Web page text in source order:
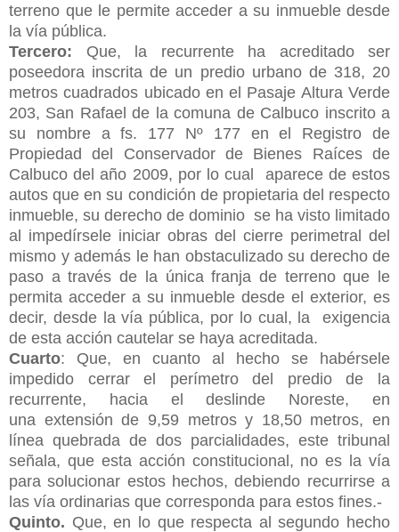
terreno que le permite acceder a su inmueble desde
la vía pública.
Tercero: Que, la recurrente ha acreditado ser
poseedora inscrita de un predio urbano de 318, 20
metros cuadrados ubicado en el Pasaje Altura Verde
203, San Rafael de la comuna de Calbuco inscrito a
su nombre a fs. 177 Nº 177 en el Registro de
Propiedad del Conservador de Bienes Raíces de
Calbuco del año 2009, por lo cual aparece de estos
autos que en su condición de propietaria del respecto
inmueble, su derecho de dominio se ha visto limitado
al impedírsele iniciar obras del cierre perimetral del
mismo y además le han obstaculizado su derecho de
paso a través de la única franja de terreno que le
permita acceder a su inmueble desde el exterior, es
decir, desde la vía pública, por lo cual, la exigencia
de esta acción cautelar se haya acreditada.
Cuarto: Que, en cuanto al hecho se habérsele
impedido cerrar el perímetro del predio de la
recurrente, hacia el deslinde Noreste, en
una extensión de 9,59 metros y 18,50 metros, en
línea quebrada de dos parcialidades, este tribunal
señala, que esta acción constitucional, no es la vía
para solucionar estos hechos, debiendo recurrirse a
las vía ordinarias que corresponda para estos fines.-
Quinto. Que, en lo que respecta al segundo hecho